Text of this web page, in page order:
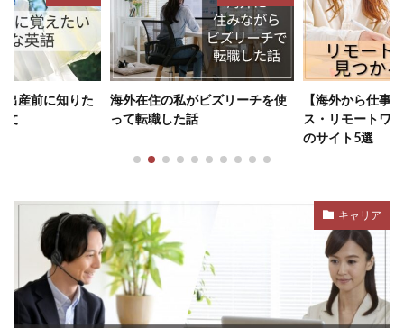
ビズリーチを使
【海外から仕事】フリーラン
ス・リモートワークにおすすめ
カナダでコンタ
ン注文ならこの2
PerfectLens vs
キャリア